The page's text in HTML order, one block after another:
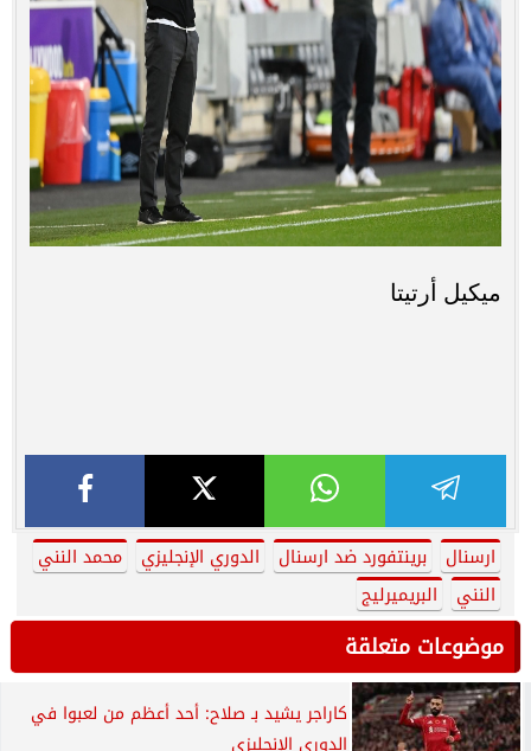
ميكيل أرتيتا
ارسنال برينتفورد ضد ارسنال الدوري الإنجليزي
محمد النني
النني
البريميرليج
موضوعات متعلقة
كاراجر يشيد بـ صلاح: أحد أعظم من لعبوا في
الدوري الإنجليزي